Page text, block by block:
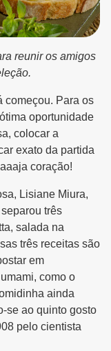
reunir os amigos
começou. Para os
oportunidade
colocar a
exato da partida
coração!
Lisiane Miura,
três
salada na
três receitas são
em
como o
ainda
se ao quinto gosto
pelo cientista